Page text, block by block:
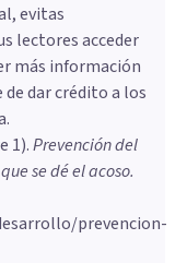
evitas
lectores acceder
más información
dar crédito a los
1).Prevención del
se dé el acoso.
prevencion-